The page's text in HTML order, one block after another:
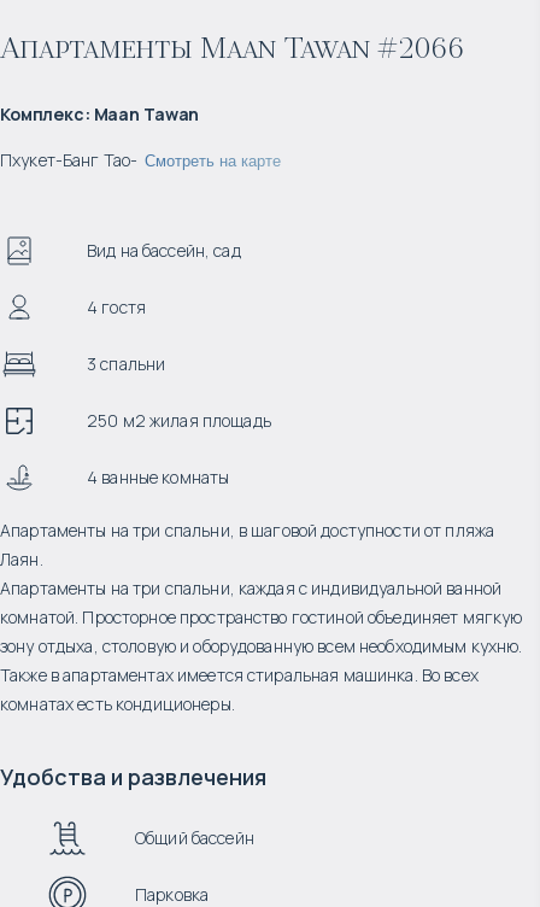
Апартаменты Maan Tawan #2066
Комплекс: Maan Tawan
Пхукет-Банг Тао- Смотреть на карте
Вид на бассейн, сад
4 гостя
3 спальни
250 м2 жилая площадь
4 ванные комнаты
Апартаменты на три спальни, в шаговой доступности от пляжа
Лаян.
Апартаменты на три спальни, каждая с индивидуальной ванной
комнатой. Просторное пространство гостиной объединяет мягкую
зону отдыха, столовую и оборудованную всем необходимым кухню.
Также в апартаментах имеется стиральная машинка. Во всех
комнатах есть кондиционеры.
Удобства и развлечения
Общий бассейн
Парковка